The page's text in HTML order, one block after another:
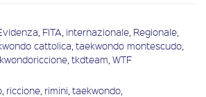
FITA internazionale Regionale
cattolica taekwondo montescudo
tkdteam WTF
riccione rimini taekwondo